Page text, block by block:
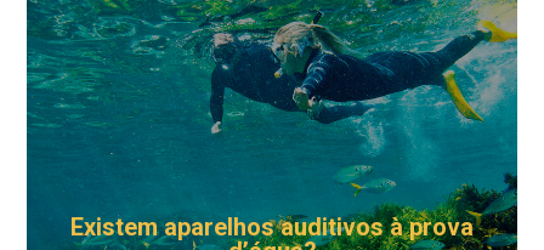
Existem aparelhos auditivos à prova